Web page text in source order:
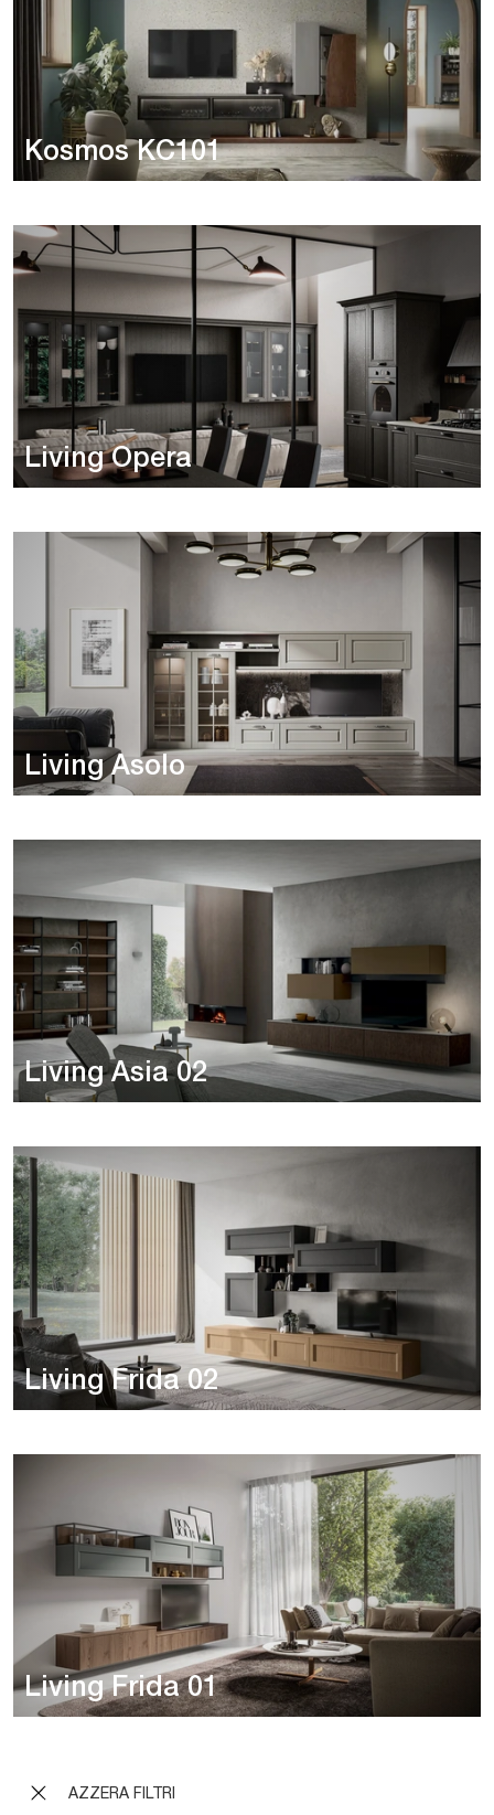
AZZERA FILTRI
Kosmos KC101
Living Opera
Living Asolo
Living Asia 02
Living Frida 02
Living Frida 01